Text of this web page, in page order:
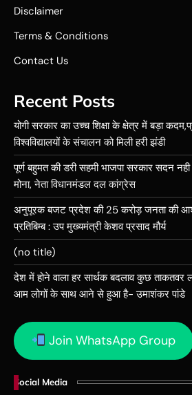
Disclaimer
Terms & Conditions
Contact Us
Recent Posts
योगी सरकार का उच्च शिक्षा के क्षेत्र में बड़ा
विश्वविद्यालयों के संचालन को मिली हरी झंडी
पूर्ण बहुमत की डरी सहमी भाजपा सरकार सदन
मोना, नेता विधानमंडल दल कांग्रेस
अनुपूरक बजट प्रदेश की 25 करोड़ जनता की
प्रतिबिम्ब : उप मुख्यमंत्री केशव प्रसाद मौर्य
(no title)
देश में होने वाला हर सार्थक बदलाव कुछ ताकतवर
आम लोगों के साथ आने से हुआ है- उमाशंकर पांडे
Join WhatsApp Group
Social Media